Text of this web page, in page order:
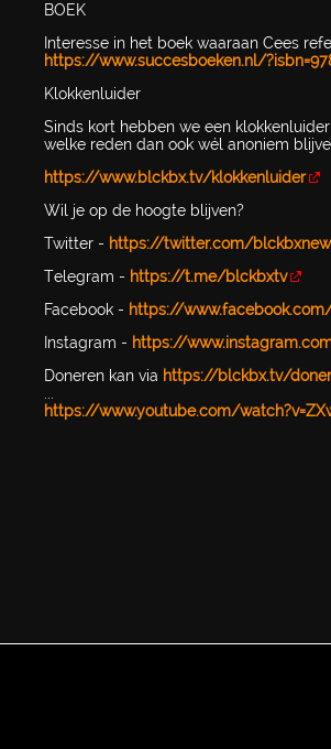
BOEK
Interesse in het boek waaraan Cees
https://www.succesboeken.nl/
Klokkenluider
Sinds kort hebben we een
welke reden dan ook wél anoniem
https://www.blckbx.tv/klokkenluider
Wil je op de hoogte blijven?
Twitter - https://twitter.com/
Telegram - https://t.me/blckbxtv
Facebook - https://
Instagram - https://
Doneren kan via https://blckbx.tv/
...
https://www.youtube.com/